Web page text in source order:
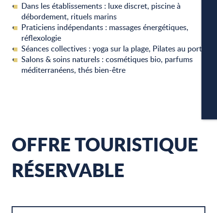
Dans les établissements : luxe discret, piscine à
débordement, rituels marins
Praticiens indépendants : massages énergétiques,
réflexologie
Séances collectives : yoga sur la plage, Pilates au port
Salons & soins naturels : cosmétiques bio, parfums
méditerranéens, thés bien-être
OFFRE TOURISTIQUE
RÉSERVABLE